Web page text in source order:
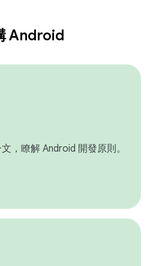
Android
文，瞭解 Android 開發原則。